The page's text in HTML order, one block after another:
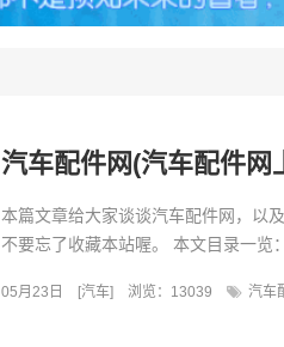
汽车配件网(汽车配件网
本篇文章给大家谈谈汽车配件网，以
不要忘了收藏本站喔。 本文目录一览
05月23日 [汽车] 浏览：13039 汽车